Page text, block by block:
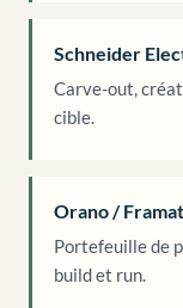
Schneider
Carve-out,
cible.
Orano /
Portefeuille de
build et run.